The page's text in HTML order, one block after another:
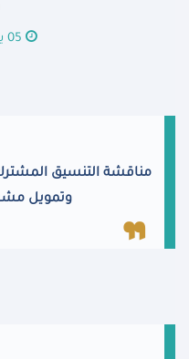
05 يونيو 2026
مناقشة التنسيق
وتمويل